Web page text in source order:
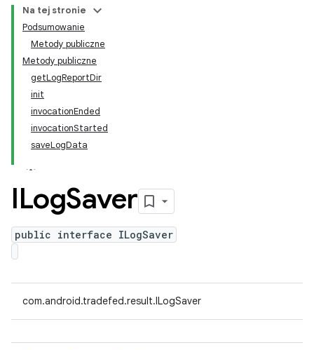
Na tej stronie
Podsumowanie
Metody publiczne
Metody publiczne
getLogReportDir
init
invocationEnded
invocationStarted
saveLogData
ILogSaver
public interface ILogSaver
com.android.tradefed.result.ILogSaver